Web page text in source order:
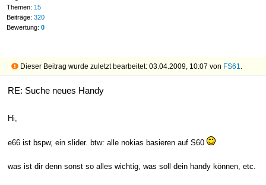
Themen: 15
Beiträge: 320
Bewertung: 0
Dieser Beitrag wurde zuletzt bearbeitet: 03.04.2009, 10:07 von FS61
RE: Suche neues Handy
Hi,
e66 ist bspw, ein slider. btw: alle nokias basieren auf S60
was ist dir denn sonst so alles wichtig, was soll dein handy können, etc.